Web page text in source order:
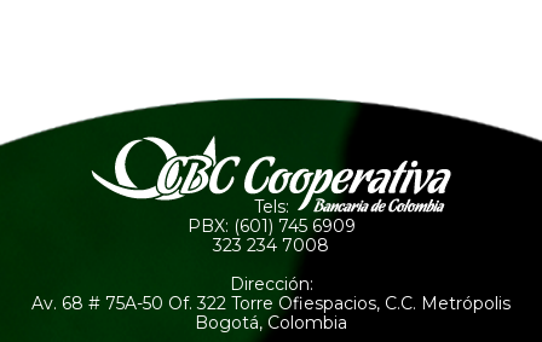
Tels:
PBX: (601) 745 6909
323 234 7008
Dirección:
Av. 68 # 75A-50 Of. 322 Torre Ofiespacios, C.C. Metrópolis
Bogotá, Colombia